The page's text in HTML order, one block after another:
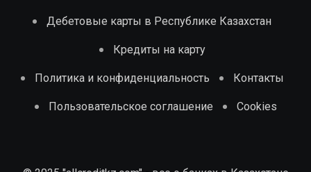
Дебетовые карты в Республике Казахстан
Кредиты на карту
Политика и конфиденциальность Контакты
Пользовательское соглашение Cookies